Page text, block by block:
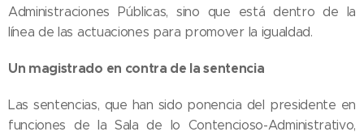
Administraciones Públicas, sino que está dentro de la
línea de las actuaciones para promover la igualdad.
Un magistrado en contra de la sentencia
Las sentencias, que han sido ponencia del presidente en
funciones de la Sala de lo Contencioso-Administrativo,